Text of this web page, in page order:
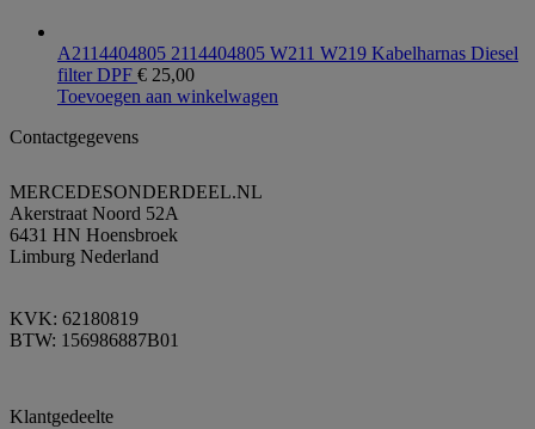
A2114404805 2114404805 W211 W219 Kabelharnas Diesel
filter DPF € 25,00
Toevoegen aan winkelwagen
Contactgegevens
MERCEDESONDERDEEL.NL
Akerstraat Noord 52A
6431 HN Hoensbroek
Limburg Nederland
KVK: 62180819
BTW: 156986887B01
Klantgedeelte